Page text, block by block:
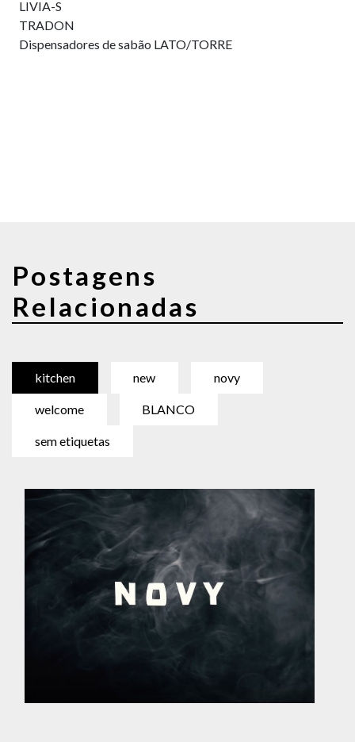
LIVIA-S
TRADON
Dispensadores de sabão LATO/TORRE
Postagens
Relacionadas
kitchen new novy
welcome BLANCO
sem etiquetas